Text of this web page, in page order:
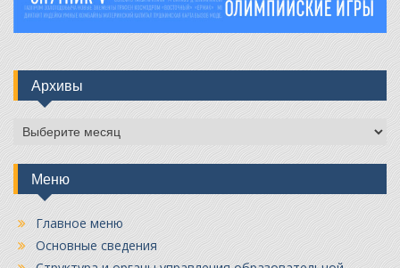
Архивы
Архивы
Меню
Главное меню
Основные сведения